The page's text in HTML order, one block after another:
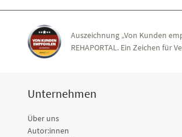
Auszeichnung „Von Kunden
REHAPORTAL. Ein Zeichen für
Unternehmen
Über uns
Autor:innen